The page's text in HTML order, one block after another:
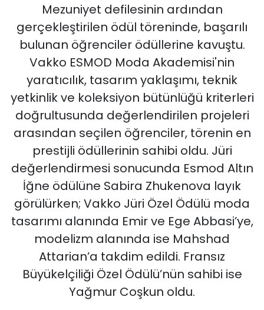
Mezuniyet defilesinin ardından
gerçekleştirilen ödül töreninde, başarılı
bulunan öğrenciler ödüllerine kavuştu.
Vakko ESMOD Moda Akademisi'nin
yaratıcılık, tasarım yaklaşımı, teknik
yetkinlik ve koleksiyon bütünlüğü kriterleri
doğrultusunda değerlendirilen projeleri
arasından seçilen öğrenciler, törenin en
prestijli ödüllerinin sahibi oldu. Jüri
değerlendirmesi sonucunda Esmod Altın
İğne ödülüne Sabira Zhukenova layık
görülürken; Vakko Jüri Özel Ödülü moda
tasarımı alanında Emir ve Ege Abbasi’ye,
modelizm alanında ise Mahshad
Attarian’a takdim edildi. Fransız
Büyükelçiliği Özel Ödülü’nün sahibi ise
Yağmur Coşkun oldu.